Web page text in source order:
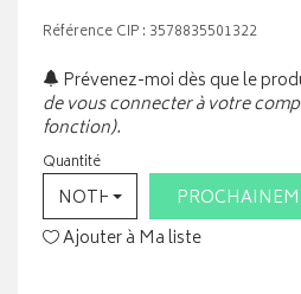
Référence CIP : 3578835501322
Prévenez-moi dès que le
de vous connecter à votre
fonction).
Quantité
NOTHING SELECTED
Ajouter à Ma liste